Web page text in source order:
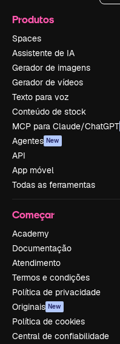
Produtos
Spaces
Assistente de IA
Gerador de imagens
Gerador de vídeos
Texto para voz
Conteúdo de stock
MCP para Claude/ChatGPT
Agentes New
API
App móvel
Todas as ferramentas
Começar
Academy
Documentação
Atendimento
Termos e condições
Política de privacidade
Originais New
Política de cookies
Central de confiabilidade